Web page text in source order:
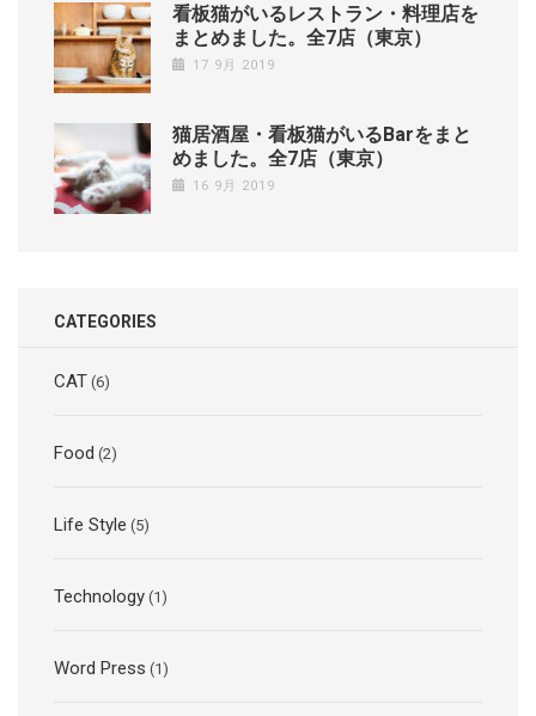
看板猫がいるレストラン・料理店を
まとめました。全7店（東京）
17 9月 2019
猫居酒屋・看板猫がいるBarをまと
めました。全7店（東京）
16 9月 2019
CATEGORIES
CAT (6)
Food (2)
Life Style (5)
Technology (1)
Word Press (1)